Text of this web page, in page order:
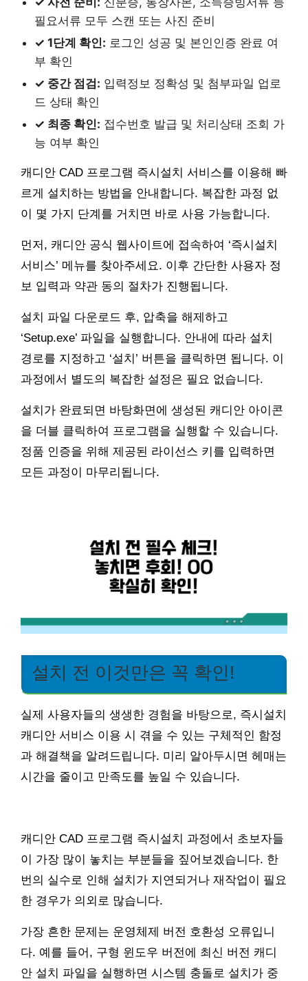
필요서류 모두 스캔 또는 사진 준비
✓ 1단계 확인: 로그인 성공 및 본인인증 완료 여
부 확인
✓ 중간 점검: 입력정보 정확성 및 첨부파일 업로
드 상태 확인
✓ 최종 확인: 접수번호 발급 및 처리상태 조회 가
능 여부 확인
캐디안 CAD 프로그램 즉시설치 서비스를 이용해 빠
르게 설치하는 방법을 안내합니다. 복잡한 과정 없
이 몇 가지 단계를 거치면 바로 사용 가능합니다.
먼저, 캐디안 공식 웹사이트에 접속하여 ‘즉시설치
서비스’ 메뉴를 찾아주세요. 이후 간단한 사용자 정
보 입력과 약관 동의 절차가 진행됩니다.
설치 파일 다운로드 후, 압축을 해제하고
‘Setup.exe’ 파일을 실행합니다. 안내에 따라 설치
경로를 지정하고 ‘설치’ 버튼을 클릭하면 됩니다. 이
과정에서 별도의 복잡한 설정은 필요 없습니다.
설치가 완료되면 바탕화면에 생성된 캐디안 아이콘
을 더블 클릭하여 프로그램을 실행할 수 있습니다.
정품 인증을 위해 제공된 라이선스 키를 입력하면
모든 과정이 마무리됩니다.
설치 전 이것만은 꼭 확인!
실제 사용자들의 생생한 경험을 바탕으로, 즉시설치
캐디안 서비스 이용 시 겪을 수 있는 구체적인 함정
과 해결책을 알려드립니다. 미리 알아두시면 헤매는
시간을 줄이고 만족도를 높일 수 있습니다.
캐디안 CAD 프로그램 즉시설치 과정에서 초보자들
이 가장 많이 놓치는 부분들을 짚어보겠습니다. 한
번의 실수로 인해 설치가 지연되거나 재작업이 필요
한 경우가 의외로 많습니다.
가장 흔한 문제는 운영체제 버전 호환성 오류입니
다. 예를 들어, 구형 윈도우 버전에 최신 버전 캐디
안 설치 파일을 실행하면 시스템 충돌로 설치가 중